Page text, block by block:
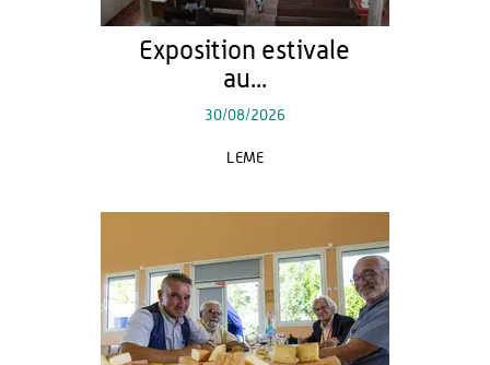
Exposition estivale
au...
30/08/2026
LEME